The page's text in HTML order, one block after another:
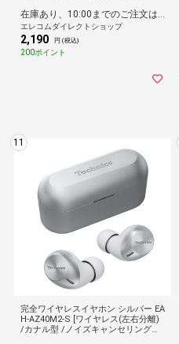
me LINE ZOOM Meet Teams Webe
x 対応 】 ブラック
エレコムダイレクトショップ
2,190 円 (税込)
200ポイント
11
完全ワイヤレスイヤホン シルバー EA
H-AZ40M2-S [ワイヤレス(左右分離)
/カナル型 /ノイズキャンセリング対